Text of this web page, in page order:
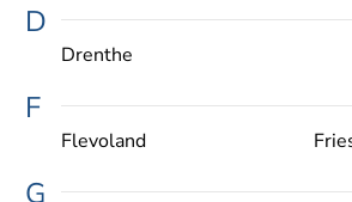
D
Drenthe
F
Flevoland
G